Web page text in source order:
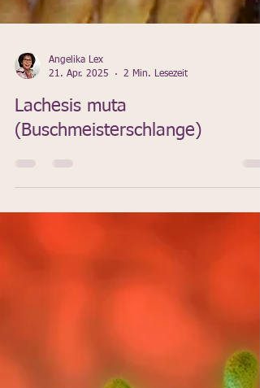
Angelika Lex
21. Apr. 2025
2 Min. Lesezeit